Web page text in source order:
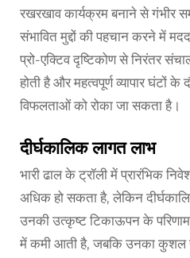
रखरखाव कार्यक्रम बनाने से गंभीर
संभावित मुद्दों की पहचान करने में
प्रो-एक्टिव दृष्टिकोण से निरंतर
होती है और महत्वपूर्ण व्यापार घंटों
विफलताओं को रोका जा सकता है।
दीर्घकालिक लागत लाभ
भारी ढाल के ट्रॉली में प्रारंभिक
अधिक हो सकता है, लेकिन
उनकी उत्कृष्ट टिकाऊपन के
में कमी आती है, जबकि उनका कुशल